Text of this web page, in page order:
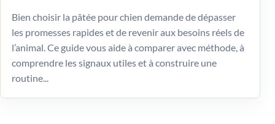
Bien choisir la pâtée pour chien demande de dépasser
les promesses rapides et de revenir aux besoins réels de
l’animal. Ce guide vous aide à comparer avec méthode, à
comprendre les signaux utiles et à construire une
routine...